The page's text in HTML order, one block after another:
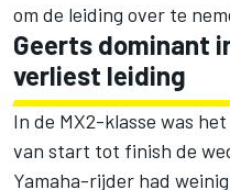
om de leiding over te
Geerts dominant
verliest leiding
In de MX2-klasse was
van start tot finish de
Yamaha-rijder had